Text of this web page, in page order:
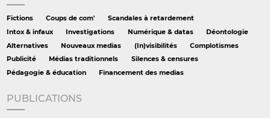
Fictions Coups de com'
Scandales à retardement
Intox & infaux
Investigations Numérique & datas
Déontologie
Alternatives
Nouveaux medias (In)visibilités
Complotismes
Publicité
Médias traditionnels
Silences & censures
Pédagogie & éducation
Financement des medias
PUBLICATIONS